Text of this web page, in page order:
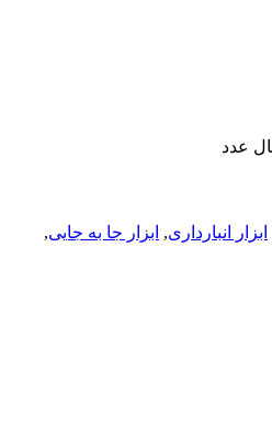
ابزار انبارداری, ابزار جا به جایی,